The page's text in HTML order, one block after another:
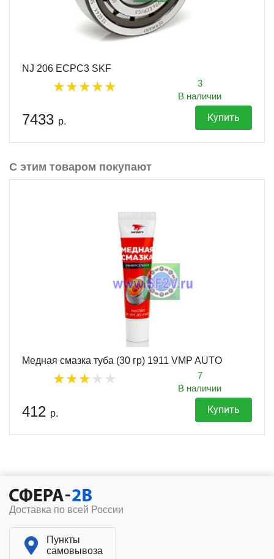
NJ 206 ECPC3 SKF
3
В наличии
7433 р. Купить
С этим товаром покупают
Медная смазка туба (30 гр) 1911 VMP AUTO
7
В наличии
412 р. Купить
Доставка по всей России
Пункты
самовывоза